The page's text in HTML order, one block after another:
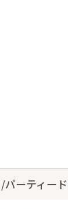
パーティー